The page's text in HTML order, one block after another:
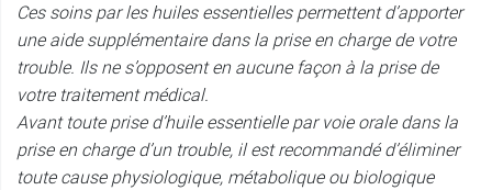
Ces soins par les huiles essentielles permettent d’apporter
une aide supplémentaire dans la prise en charge de votre
trouble. Ils ne s’opposent en aucune façon à la prise de
votre traitement médical.
Avant toute prise d’huile essentielle par voie orale dans la
prise en charge d’un trouble, il est recommandé d’éliminer
toute cause physiologique, métabolique ou biologique